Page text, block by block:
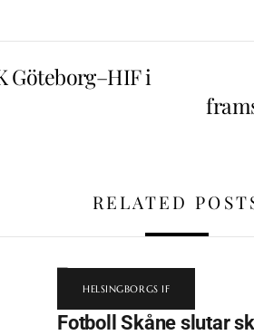
Göteborg–HIF i
RELATED
HELSINGBORGS IF
Fotboll Skåne slutar